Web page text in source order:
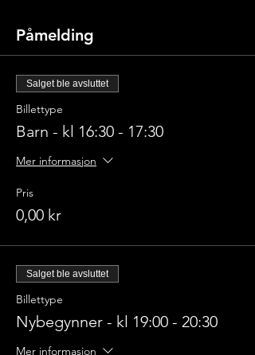
Påmelding
Salget ble avsluttet
Billettype
Barn - kl 16:30 - 17:30
Mer informasjon
Pris
0,00 kr
Salget ble avsluttet
Billettype
Nybegynner - kl 19:00 - 20:30
Mer informasjon